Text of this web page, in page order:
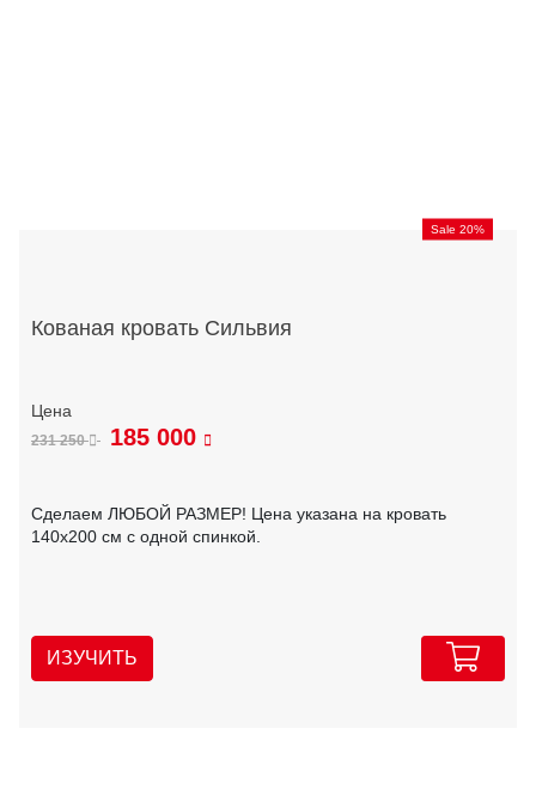
Sale 20%
Кованая кровать Сильвия
231 250 185 000
Сделаем ЛЮБОЙ РАЗМЕР! Цена указана на кровать
140х200 см с одной спинкой.
ИЗУЧИТЬ